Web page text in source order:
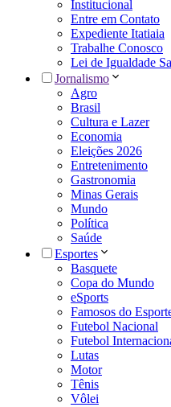
Institucional
Entre em Contato
Expediente Itatiaia
Trabalhe Conosco
Lei de Igualdade
Jornalismo
Agro
Brasil
Cultura e Lazer
Economia
Eleições 2026
Entretenimento
Gastronomia
Minas Gerais
Mundo
Política
Saúde
Esportes
Basquete
Copa do Mundo
eSports
Famosos do
Futebol Nacional
Futebol
Lutas
Motor
Tênis
Vôlei